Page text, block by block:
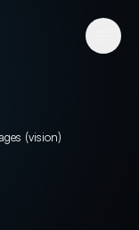
(vision)